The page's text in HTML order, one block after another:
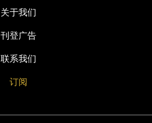
关于我们
刊登广告
联系我们
订阅